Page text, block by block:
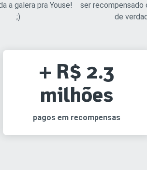
a galera pra Youse!
;)
ser recompensado
de
+ R$ 2.3
milhões
pagos em recompensas